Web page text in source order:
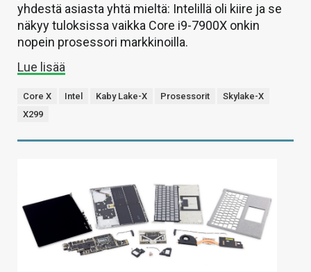
yhdestä asiasta yhtä mieltä: Intelillä oli kiire ja se
näkyy tuloksissa vaikka Core i9-7900X onkin
nopein prosessori markkinoilla.
Lue lisää
Core X Intel Kaby Lake-X Prosessorit
Skylake-X
X299